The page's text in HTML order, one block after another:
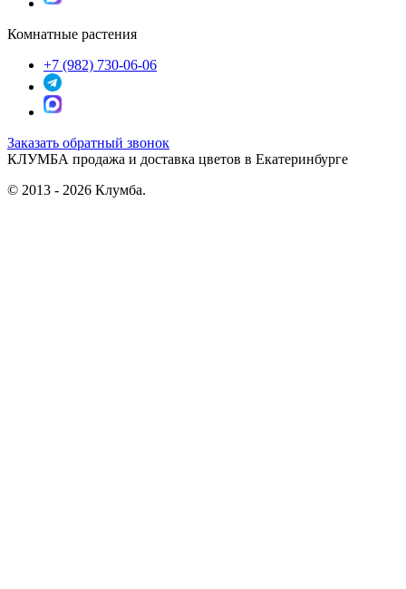
Комнатные растения
+7 (982) 730-06-06
Заказать обратный звонок
КЛУМБА продажа и доставка цветов в Екатеринбурге
© 2013 - 2026 Клумба.